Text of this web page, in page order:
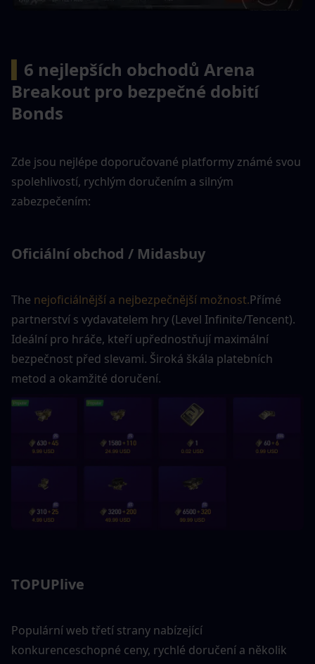
6 nejlepších obchodů Arena
Breakout pro bezpečné dobití
Bonds
Zde jsou nejlépe doporučované platformy známé svou
spolehlivostí, rychlým doručením a silným
zabezpečením:
Oficiální obchod / Midasbuy
The nejoficiálnější a nejbezpečnější možnost.Přímé
partnerství s vydavatelem hry (Level Infinite/Tencent).
Ideální pro hráče, kteří upřednostňují maximální
bezpečnost před slevami. Široká škála platebních
metod a okamžité doručení.
TOPUPlive
Populární web třetí strany nabízející
konkurenceschopné ceny, rychlé doručení a několik